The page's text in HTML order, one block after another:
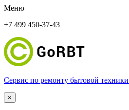
Меню
+7 499 450-37-43
Сервис по ремонту бытовой
×